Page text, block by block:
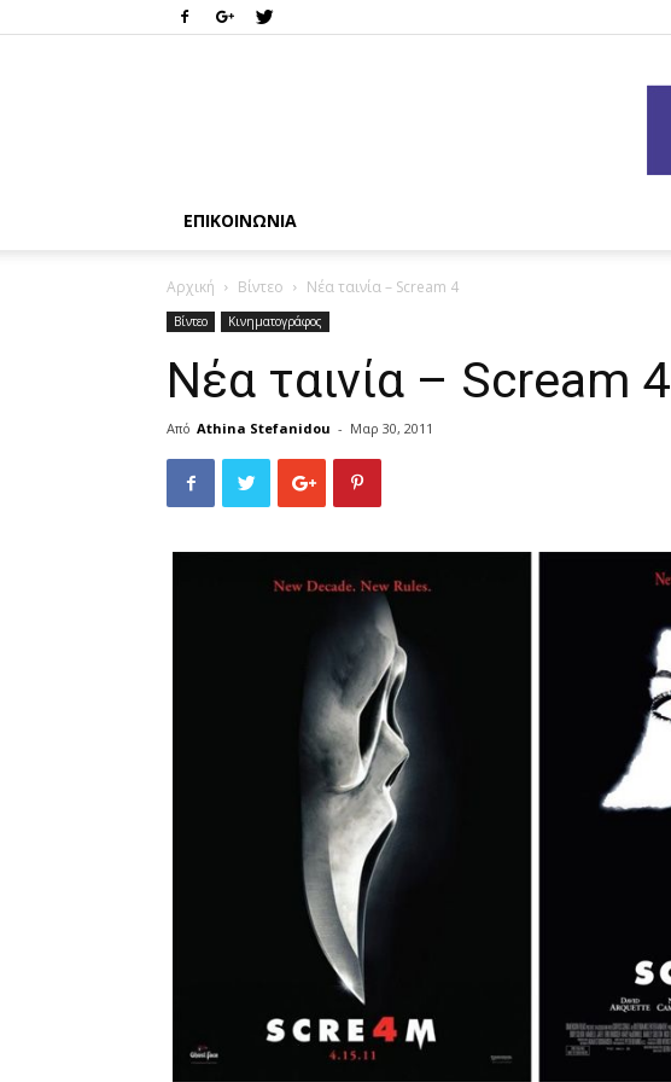
ΕΠΙΚΟΙΝΩΝΊΑ
Αρχική Βίντεο Νέα ταινία – Scream 4
Βίντεο Κινηματογράφος
Νέα ταινία – Scream 4
Από Athina Stefanidou - Μαρ 30, 2011